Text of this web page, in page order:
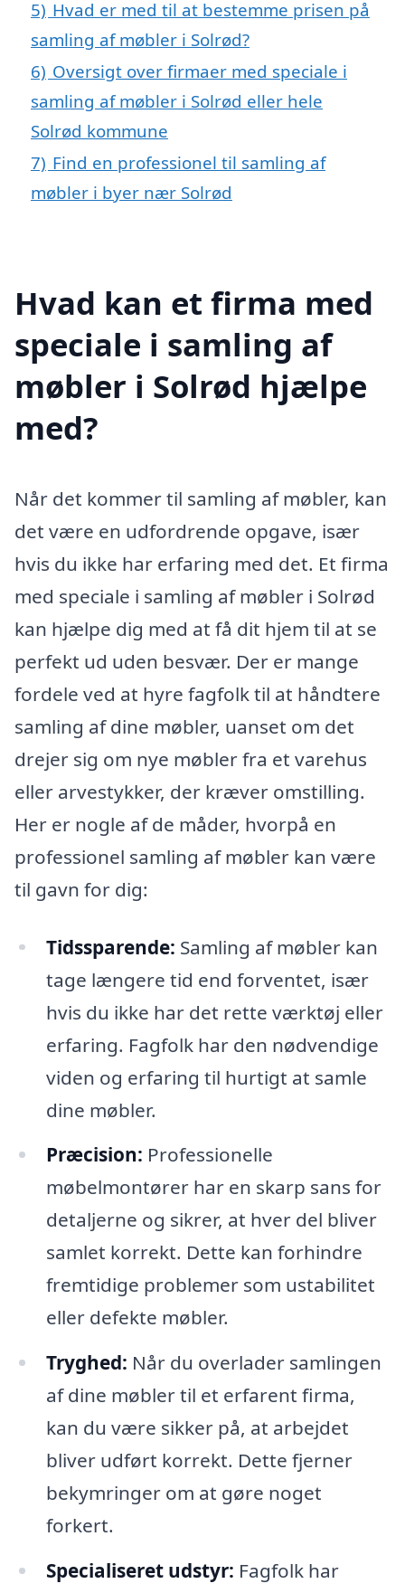
5) Hvad er med til at bestemme prisen på
samling af møbler i Solrød?
6) Oversigt over firmaer med speciale i
samling af møbler i Solrød eller hele
Solrød kommune
7) Find en professionel til samling af
møbler i byer nær Solrød
Hvad kan et firma med
speciale i samling af
møbler i Solrød hjælpe
med?
Når det kommer til samling af møbler, kan
det være en udfordrende opgave, især
hvis du ikke har erfaring med det. Et firma
med speciale i samling af møbler i Solrød
kan hjælpe dig med at få dit hjem til at se
perfekt ud uden besvær. Der er mange
fordele ved at hyre fagfolk til at håndtere
samling af dine møbler, uanset om det
drejer sig om nye møbler fra et varehus
eller arvestykker, der kræver omstilling.
Her er nogle af de måder, hvorpå en
professionel samling af møbler kan være
til gavn for dig:
Tidssparende: Samling af møbler kan
tage længere tid end forventet, især
hvis du ikke har det rette værktøj eller
erfaring. Fagfolk har den nødvendige
viden og erfaring til hurtigt at samle
dine møbler.
Præcision: Professionelle
møbelmontører har en skarp sans for
detaljerne og sikrer, at hver del bliver
samlet korrekt. Dette kan forhindre
fremtidige problemer som ustabilitet
eller defekte møbler.
Tryghed: Når du overlader samlingen
af dine møbler til et erfarent firma,
kan du være sikker på, at arbejdet
bliver udført korrekt. Dette fjerner
bekymringer om at gøre noget
forkert.
Specialiseret udstyr: Fagfolk har